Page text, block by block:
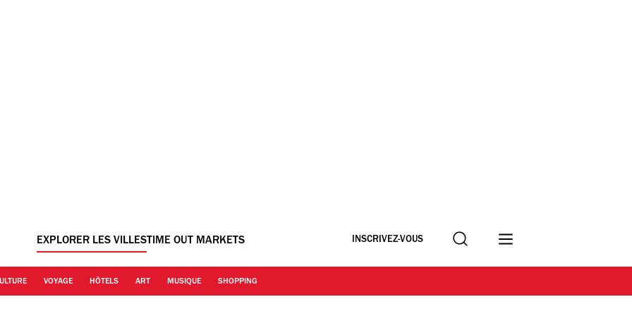
EXPLORER LES VILLESTIME OUT MARKETS INSCRIVEZ-VOUS Recherche
VOYAGE HÔTELS ART MUSIQUE SHOPPING